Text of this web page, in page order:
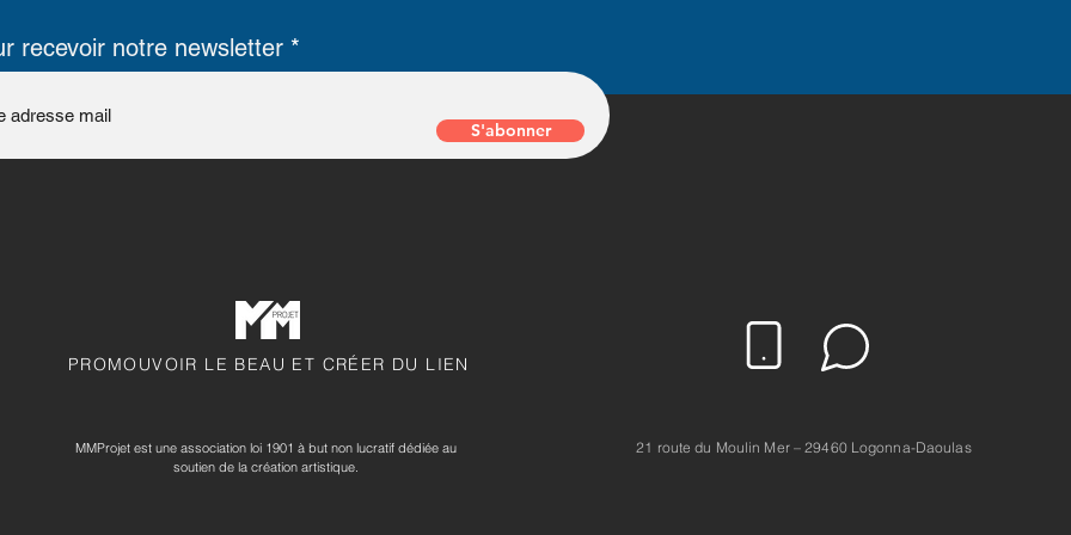
PROMOUVOIR LE BEAU ET CRÉER DU LIEN
MMProjet est une association loi 1901 à but non lucratif dédiée au
soutien de la création artistique.
21 route du Moulin Mer – 29460 Logonna-Daoulas
recevoir notre newsletter
S'abonner